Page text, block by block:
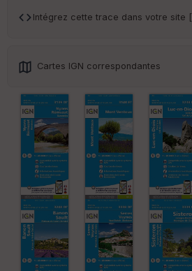
Intégrez cette trace dans votre site [
Cartes IGN correspondantes